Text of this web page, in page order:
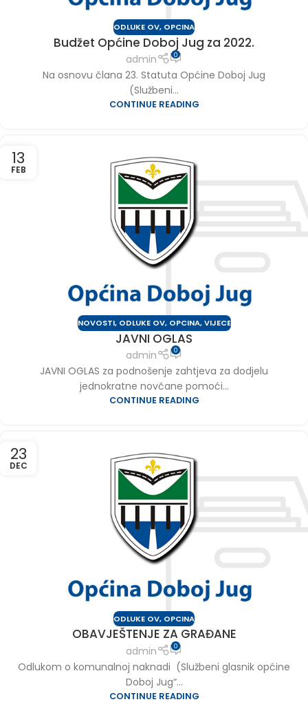
ODLUKE OV, OPCINA
Budžet Općine Doboj Jug za 2022.
admin 0
Na osnovu člana 23. Statuta Općine Doboj Jug
(Službeni...
CONTINUE READING
13
FEB
NOVOSTI, ODLUKE OV, OPCINA,VIJECE
JAVNI OGLAS
admin 0
JAVNI OGLAS za podnošenje zahtjeva za dodjelu
jednokratne novčane pomoći...
CONTINUE READING
23
DEC
ODLUKE OV, OPCINA
OBAVJEŠTENJE ZA GRAĐANE
admin 0
Odlukom o komunalnoj naknadi (Službeni glasnik općine
Doboj Jug“...
CONTINUE READING